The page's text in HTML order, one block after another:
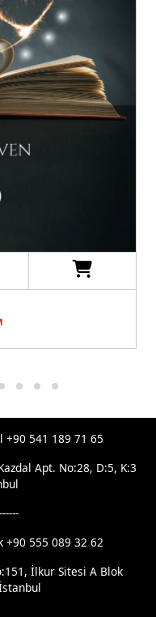
+90 541 189 71 65
Apt. No:28, D:5, K:3
+90 555 089 32 62
İlkur Sitesi A Blok